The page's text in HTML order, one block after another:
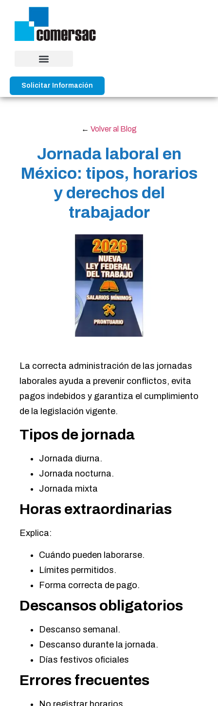
Solicitar Información
← Volver al Blog
Jornada laboral en
México: tipos, horarios
y derechos del
trabajador
La correcta administración de las jornadas
laborales ayuda a prevenir conflictos, evita
pagos indebidos y garantiza el cumplimiento
de la legislación vigente.
Tipos de jornada
Jornada diurna.
Jornada nocturna.
Jornada mixta
Horas extraordinarias
Explica:
Cuándo pueden laborarse.
Límites permitidos.
Forma correcta de pago.
Descansos obligatorios
Descanso semanal.
Descanso durante la jornada.
Días festivos oficiales
Errores frecuentes